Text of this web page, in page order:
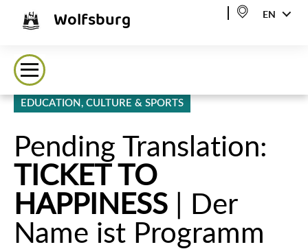
Wolfsburg EN
EDUCATION, CULTURE & SPORTS
᠎Pending Translation:
TICKET TO
HAPPINESS | Der
Name ist Programm